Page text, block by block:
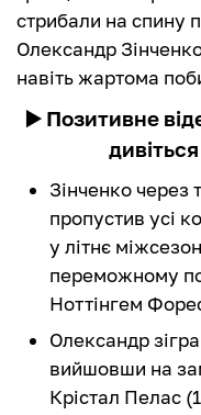
стрибали на спину
Олександр
навіть жартома
▶️ Позитивне
Зінченко через
пропустив усі
у літнє
переможному
Ноттінгем
Олександр
вийшовши на
Крістал Пелас